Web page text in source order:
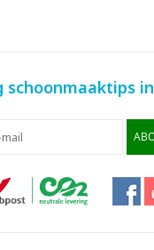
schoonmaaktips